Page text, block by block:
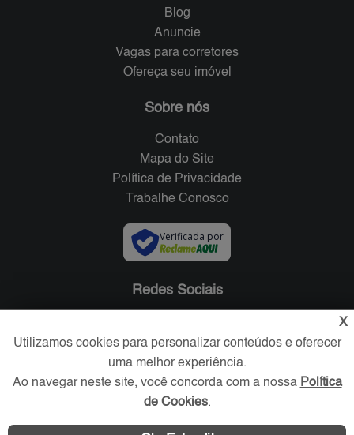
Blog
Anuncie
Vagas para corretores
Ofereça seu imóvel
Sobre nós
Contato
Mapa do Site
Política de Privacidade
Trabalhe Conosco
Verificada por
Redes Sociais
X
Utilizamos cookies para personalizar conteúdos e oferecer
uma melhor experiência.
Ao navegar neste site, você concorda com a nossa Política
de Cookies.